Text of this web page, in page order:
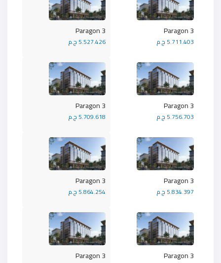
Paragon 3
5.527.426 ج.م
Paragon 3
5.711.403 ج.م
Paragon 3
5.709.618 ج.م
Paragon 3
5.756.703 ج.م
Paragon 3
5.864.254 ج.م
Paragon 3
5.834.397 ج.م
Paragon 3 Paragon 3